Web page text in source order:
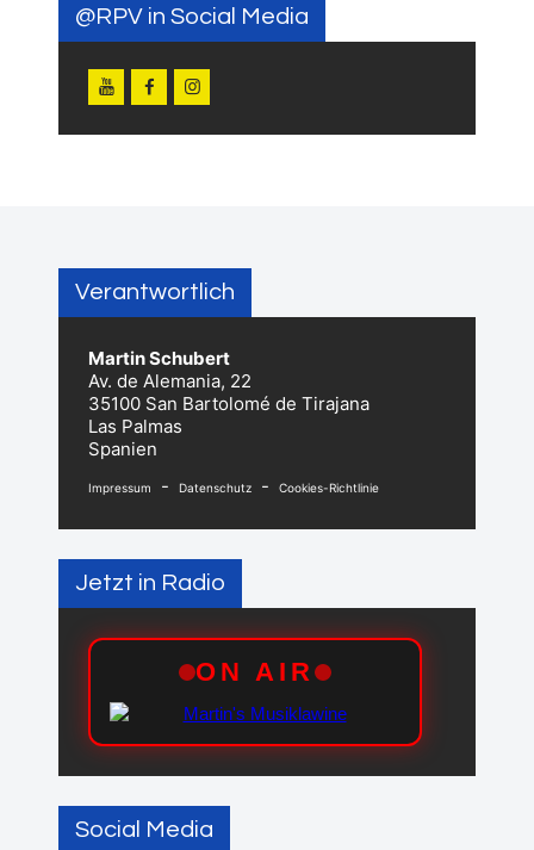
@RPV in Social Media
Verantwortlich
Martin Schubert
Av. de Alemania, 22
35100 San Bartolomé de Tirajana
Las Palmas
Spanien
Impressum - Datenschutz - Cookies-Richtlinie
Jetzt in Radio
Social Media